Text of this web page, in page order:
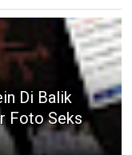
Di Balik
Foto Seks